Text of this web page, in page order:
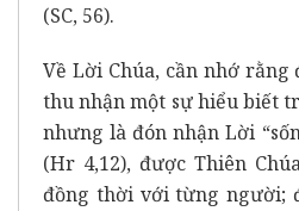
(SC, 56).
Về Lời Chúa, cần nhớ
thu nhận một sự hiểu biết
nhưng là đón nhận Lời
(Hr 4,12), được Thiên
đồng thời với từng người;